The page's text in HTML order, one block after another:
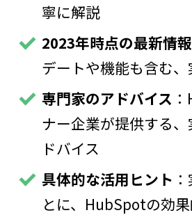
寧に解説
2023年時点の最新情報
デートや機能も含む
専門家のアドバイス
ナー企業が提供する
ドバイス
具体的な活用ヒント
とに、HubSpotの効